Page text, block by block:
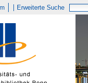
Erweiterte Suche